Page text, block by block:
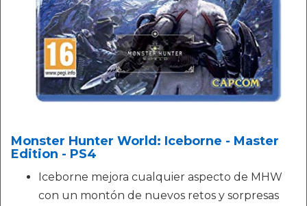
Monster Hunter World: Iceborne - Master
Edition - PS4
Iceborne mejora cualquier aspecto de MHW
con un montón de nuevos retos y sorpresas